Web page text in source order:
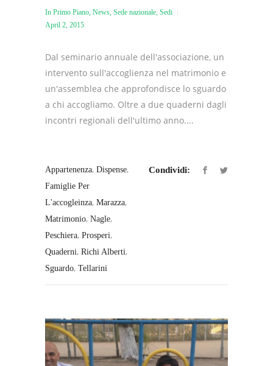
In Primo Piano, News, Sede nazionale, Sedi
April 2, 2015
Dal seminario annuale dell'associazione, un
intervento sull'accoglienza nel matrimonio e
un'assemblea che approfondisce lo sguardo
a chi accogliamo. Oltre a due quaderni dagli
incontri regionali dell'ultimo anno....
Appartenenza, Dispense,
Famiglie Per
L'accogleinza, Marazza,
Matrimonio, Nagle,
Peschiera, Prosperi,
Quaderni, Richi Alberti,
Sguardo, Tellarini
Condividi: